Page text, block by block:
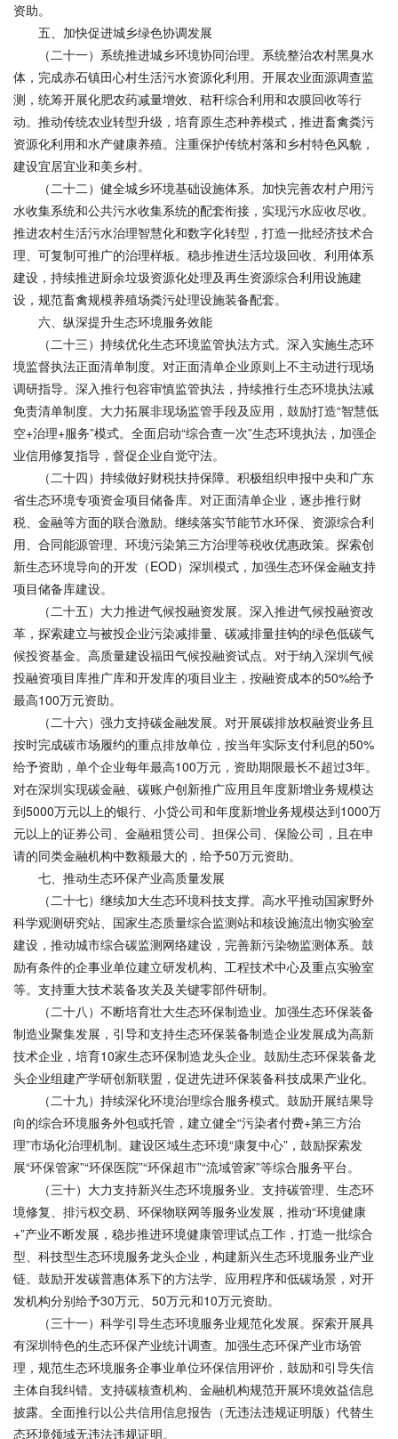
资助。
五、加快促进城乡绿色协调发展
（二十一）系统推进城乡环境协同治理。系统整治农村黑臭水
体，完成赤石镇田心村生活污水资源化利用。开展农业面源调查监
测，统筹开展化肥农药减量增效、秸秆综合利用和农膜回收等行
动。推动传统农业转型升级，培育原生态种养模式，推进畜禽粪污
资源化利用和水产健康养殖。注重保护传统村落和乡村特色风貌，
建设宜居宜业和美乡村。
（二十二）健全城乡环境基础设施体系。加快完善农村户用污
水收集系统和公共污水收集系统的配套衔接，实现污水应收尽收。
推进农村生活污水治理智慧化和数字化转型，打造一批经济技术合
理、可复制可推广的治理样板。稳步推进生活垃圾回收、利用体系
建设，持续推进厨余垃圾资源化处理及再生资源综合利用设施建
设，规范畜禽规模养殖场粪污处理设施装备配套。
六、纵深提升生态环境服务效能
（二十三）持续优化生态环境监管执法方式。深入实施生态环
境监督执法正面清单制度。对正面清单企业原则上不主动进行现场
调研指导。深入推行包容审慎监管执法，持续推行生态环境执法减
免责清单制度。大力拓展非现场监管手段及应用，鼓励打造“智慧低
空+治理+服务”模式。全面启动“综合查一次”生态环境执法，加强企
业信用修复指导，督促企业自觉守法。
（二十四）持续做好财税扶持保障。积极组织申报中央和广东
省生态环境专项资金项目储备库。对正面清单企业，逐步推行财
税、金融等方面的联合激励。继续落实节能节水环保、资源综合利
用、合同能源管理、环境污染第三方治理等税收优惠政策。探索创
新生态环境导向的开发（EOD）深圳模式，加强生态环保金融支持
项目储备库建设。
（二十五）大力推进气候投融资发展。深入推进气候投融资改
革，探索建立与被投企业污染减排量、碳减排量挂钩的绿色低碳气
候投资基金。高质量建设福田气候投融资试点。对于纳入深圳气候
投融资项目库推广库和开发库的项目业主，按融资成本的50%给予
最高100万元资助。
（二十六）强力支持碳金融发展。对开展碳排放权融资业务且
按时完成碳市场履约的重点排放单位，按当年实际支付利息的50%
给予资助，单个企业每年最高100万元，资助期限最长不超过3年。
对在深圳实现碳金融、碳账户创新推广应用且年度新增业务规模达
到5000万元以上的银行、小贷公司和年度新增业务规模达到1000万
元以上的证券公司、金融租赁公司、担保公司、保险公司，且在申
请的同类金融机构中数额最大的，给予50万元资助。
七、推动生态环保产业高质量发展
（二十七）继续加大生态环境科技支撑。高水平推动国家野外
科学观测研究站、国家生态质量综合监测站和核设施流出物实验室
建设，推动城市综合碳监测网络建设，完善新污染物监测体系。鼓
励有条件的企事业单位建立研发机构、工程技术中心及重点实验室
等。支持重大技术装备攻关及关键零部件研制。
（二十八）不断培育壮大生态环保制造业。加强生态环保装备
制造业聚集发展，引导和支持生态环保装备制造企业发展成为高新
技术企业，培育10家生态环保制造龙头企业。鼓励生态环保装备龙
头企业组建产学研创新联盟，促进先进环保装备科技成果产业化。
（二十九）持续深化环境治理综合服务模式。鼓励开展结果导
向的综合环境服务外包或托管，建立健全“污染者付费+第三方治
理”市场化治理机制。建设区域生态环境“康复中心”，鼓励探索发
展“环保管家”“环保医院”“环保超市”“流域管家”等综合服务平台。
（三十）大力支持新兴生态环境服务业。支持碳管理、生态环
境修复、排污权交易、环保物联网等服务业发展，推动“环境健康
+”产业不断发展，稳步推进环境健康管理试点工作，打造一批综合
型、科技型生态环境服务龙头企业，构建新兴生态环境服务业产业
链。鼓励开发碳普惠体系下的方法学、应用程序和低碳场景，对开
发机构分别给予30万元、50万元和10万元资助。
（三十一）科学引导生态环境服务业规范化发展。探索开展具
有深圳特色的生态环保产业统计调查。加强生态环保产业市场管
理，规范生态环境服务企事业单位环保信用评价，鼓励和引导失信
主体自我纠错。支持碳核查机构、金融机构规范开展环境效益信息
披露。全面推行以公共信用信息报告（无违法违规证明版）代替生
态环境领域无违法违规证明。